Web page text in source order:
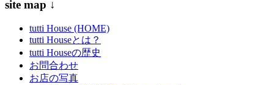
site map ↓
tutti House (HOME)
tutti Houseとは？
tutti Houseの歴史
お問合わせ
お店の写真